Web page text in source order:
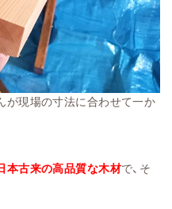
が現場の寸法に合わせて一か
本古来の高品質な木材で、そ